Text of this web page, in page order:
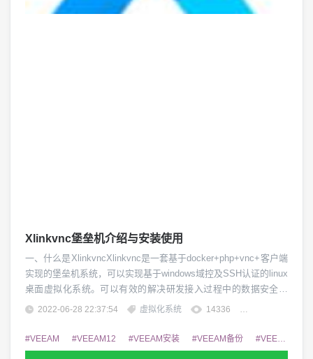
Xlinkvnc堡垒机介绍与安装使用
一、什么是XlinkvncXlinkvnc是一套基于docker+php+vnc+客户端
实现的堡垒机系统，可以实现基于windows域控及SSH认证的linux
桌面虚拟化系统。可以有效的解决研发接入过程中的数据安全管
控及统一认证管理。二、Xlinkvnc有哪些功能1、统一认证，支持
功能3、可针对企业研发实现接入管控及远...
2022-06-28 22:37:54 虚拟化系统 14336
#VEEAM #VEEAM12 #VEEAM安装 #VEEAM备份 #VEEAM恢复